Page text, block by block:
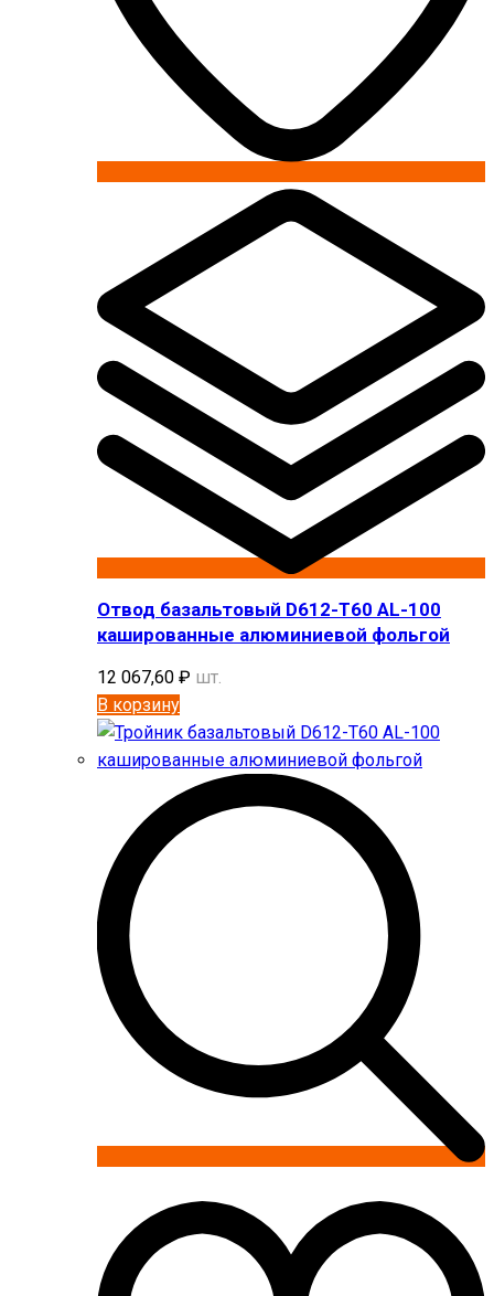
Отвод базальтовый D612-T60 AL-100
кашированные алюминиевой фольгой
12 067,60 ₽ шт.
В корзину